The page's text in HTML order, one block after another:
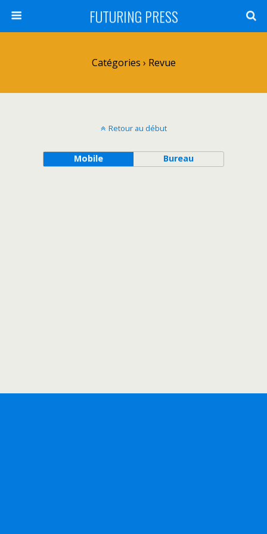
FUTURING PRESS
Catégories › Revue
Retour au début
Mobile Bureau